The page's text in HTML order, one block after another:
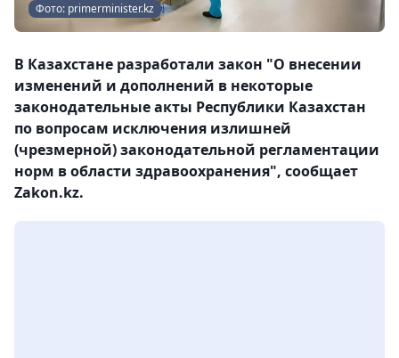
Фото: primerminister.kz
В Казахстане разработали закон "О внесении
изменений и дополнений в некоторые
законодательные акты Республики Казахстан
по вопросам исключения излишней
(чрезмерной) законодательной регламентации
норм в области здравоохранения", сообщает
Zakon.kz.